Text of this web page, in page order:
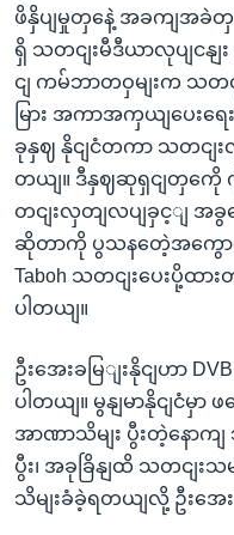
ဖိနှိပျမှုတှနေဲ့ အခကျအခဲတှ
ရှိ သတငျးမီဒီယာလုပျငနျ
ငျ ကမ်ဘာတဝှမျးက သတင
မြား အကာအကှယျပေးရ
ခုနှဈ နိုငျငံတကာ သတငျး
တယျ။ ဒီနှဈဆုရှငျတှကေို
တငျးလှတျလပျခှင့ျ အခွ
ဆိုတာကို ပွသနတေဲ့အကွောငျ
Taboh သတငျးပေးပို့ထာ
ပါတယျ။
ဦးအေးခမြျးနိုငျဟာ
ပါတယျ။ မွနျမာနိုငျငံမှာ
အာဏာသိမျး ပွီးတဲ့နောက
ပွီး၊ အခုခြိနျထိ သတငျးသ
သိမျးခံခဲ့ရတယျလို့ ဦးအေး